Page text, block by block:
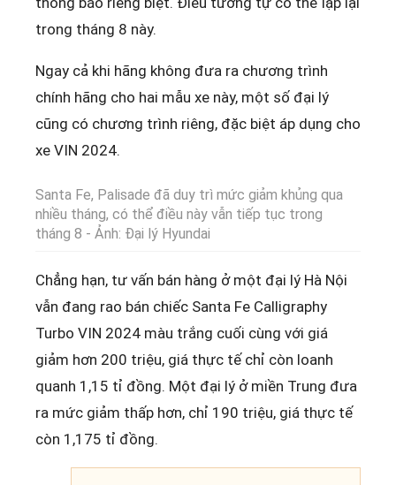
trong tháng 8 này.
Ngay cả khi hãng không đưa ra chương trình
chính hãng cho hai mẫu xe này, một số đại lý
cũng có chương trình riêng, đặc biệt áp dụng cho
xe VIN 2024.
Santa Fe, Palisade đã duy trì mức giảm khủng qua
nhiều tháng, có thể điều này vẫn tiếp tục trong
tháng 8 - Ảnh: Đại lý Hyundai
Chẳng hạn, tư vấn bán hàng ở một đại lý Hà Nội
vẫn đang rao bán chiếc Santa Fe Calligraphy
Turbo VIN 2024 màu trắng cuối cùng với giá
giảm hơn 200 triệu, giá thực tế chỉ còn loanh
quanh 1,15 tỉ đồng. Một đại lý ở miền Trung đưa
ra mức giảm thấp hơn, chỉ 190 triệu, giá thực tế
còn 1,175 tỉ đồng.